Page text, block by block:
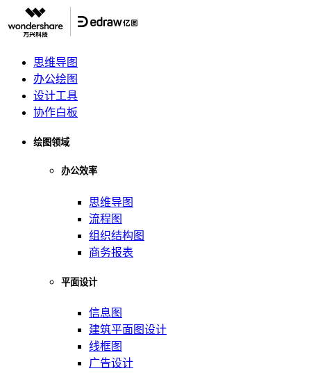
思维导图
办公绘图
设计工具
协作白板
绘图领域
办公效率
思维导图
流程图
组织结构图
商务报表
平面设计
信息图
建筑平面图设计
线框图
广告设计